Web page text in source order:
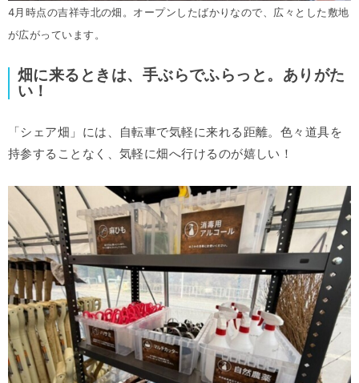
4月時点の吉祥寺北の畑。オープンしたばかりなので、広々とした敷地
が広がっています。
畑に来るときは、手ぶらでふらっと。ありがた
い！
「シェア畑」には、自転車で気軽に来れる距離。色々道具を
持参することなく、気軽に畑へ行けるのが嬉しい！